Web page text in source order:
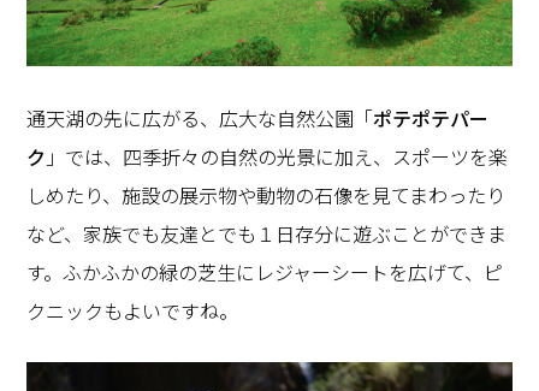
通天湖の先に広がる、広大な自然公園「ポテポテパー
ク 」では、四季折々の自然の光景に加え、スポーツを楽
しめたり、施設の展示物や動物の石像を見てまわったり
など、家族でも友達とでも１日存分に遊ぶことができま
す。ふかふかの緑の芝生にレジャーシートを広げて、ピ
クニックもよいですね。